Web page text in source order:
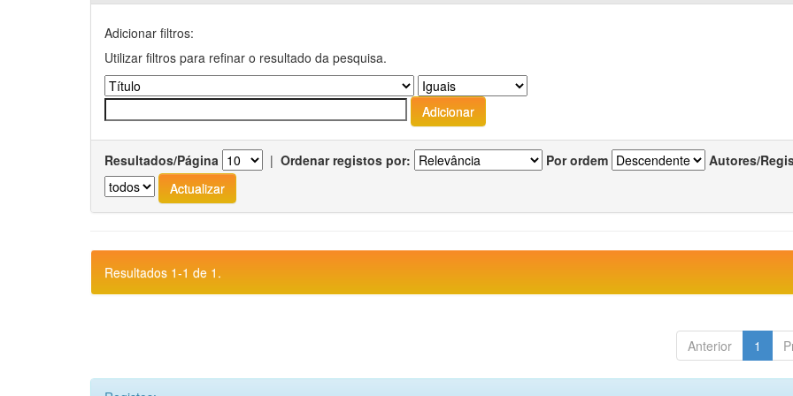
Adicionar filtros:
Utilizar filtros para refinar o resultado da pesquisa.
Resultados/Página | Ordenar registos por: Por ordem Autores/
Resultados 1-1 de 1.
Anterior 1